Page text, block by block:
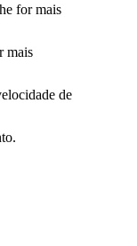
for mais
mais
de